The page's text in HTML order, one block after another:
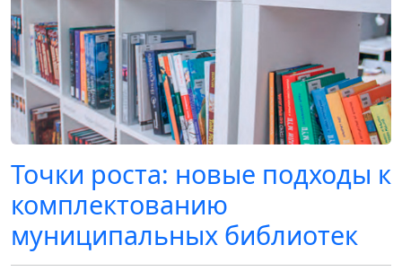
Точки роста: новые подходы к
комплектованию
муниципальных библиотек